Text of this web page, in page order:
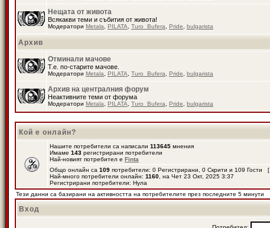
Нещата от живота
Всякакви теми и събития от живота!
Модератори Metala PILATA Turo_Bufera Pride bulgarista
Архив
Отминали мачове
Т.е. по-старите мачове.
Модератори Metala PILATA Turo_Bufera Pride bulgarista
Архив на централния форум
Неактивните теми от форума
Модератори Metala PILATA Turo_Bufera Pride bulgarista
Кой е онлайн?
Нашите потребители са написали 113645 мнения
Имаме 143 регистрирани потребители
Най-новият потребител е Finta
Общо онлайн са 109 потребители: 0 Регистрирани, 0 Скрити и 109 Гости [
Най-много потребители онлайн: 1160 , на Чет 23 Окт, 2025 3:37
Регистрирани потребители: Нула
Тези данни са базирани на активността на потребителите през последните 5 минути
Вход